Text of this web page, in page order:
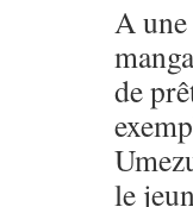
A
de
le